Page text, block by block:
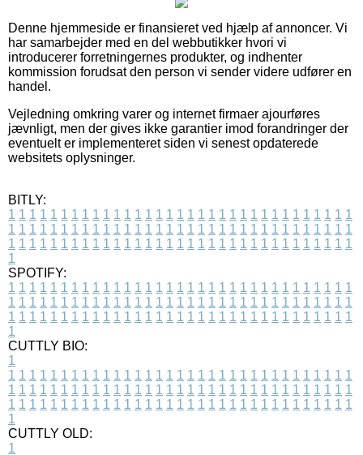
Denne hjemmeside er finansieret ved hjælp af annoncer. Vi
har samarbejder med en del webbutikker hvori vi
introducerer forretningernes produkter, og indhenter
kommission forudsat den person vi sender videre udfører en
handel.
Vejledning omkring varer og internet firmaer ajourføres
jævnligt, men der gives ikke garantier imod forandringer der
eventuelt er implementeret siden vi senest opdaterede
websitets oplysninger.
BITLY:
1 1 1 1 1 1 1 1 1 1 1 1 1 1 1 1 1 1 1 1 1 1 1 1 1 1 1 1 1 1 1 1 1
1 1 1 1 1 1 1 1 1 1 1 1 1 1 1 1 1 1 1 1 1 1 1 1 1 1 1 1 1 1 1 1 1
1 1 1 1 1 1 1 1 1 1 1 1 1 1 1 1 1 1 1 1 1 1 1 1 1 1 1 1 1 1 1 1 1
1
SPOTIFY:
1 1 1 1 1 1 1 1 1 1 1 1 1 1 1 1 1 1 1 1 1 1 1 1 1 1 1 1 1 1 1 1 1
1 1 1 1 1 1 1 1 1 1 1 1 1 1 1 1 1 1 1 1 1 1 1 1 1 1 1 1 1 1 1 1 1
1 1 1 1 1 1 1 1 1 1 1 1 1 1 1 1 1 1 1 1 1 1 1 1 1 1 1 1 1 1 1 1 1
1
CUTTLY BIO:
1
1 1 1 1 1 1 1 1 1 1 1 1 1 1 1 1 1 1 1 1 1 1 1 1 1 1 1 1 1 1 1 1 1
1 1 1 1 1 1 1 1 1 1 1 1 1 1 1 1 1 1 1 1 1 1 1 1 1 1 1 1 1 1 1 1 1
1 1 1 1 1 1 1 1 1 1 1 1 1 1 1 1 1 1 1 1 1 1 1 1 1 1 1 1 1 1 1 1 1
1
CUTTLY OLD:
1